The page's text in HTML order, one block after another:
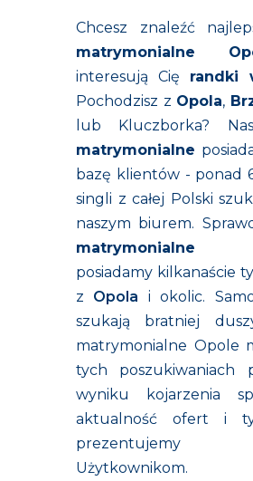
Chcesz znaleźć
matrymonialne
interesują Cię randki
Pochodzisz z Opola,
lub Kluczborka?
matrymonialne
bazę klientów - ponad
singli z całej Polski
naszym biurem.
matrymonialne
posiadamy kilkanaście
z Opola i okolic.
szukają bratniej
matrymonialne Opole
tych poszukiwaniach
wyniku kojarzenia
aktualność ofert i
prezentujemy
Użytkownikom.